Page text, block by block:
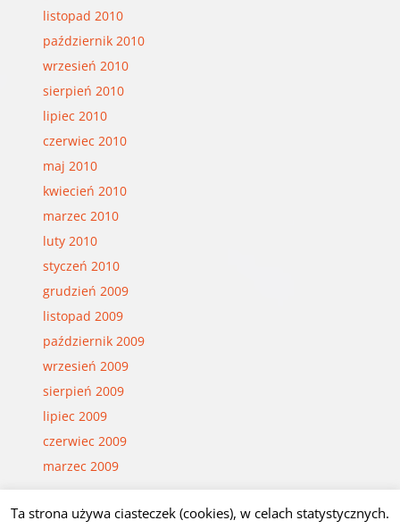
listopad 2010
październik 2010
wrzesień 2010
sierpień 2010
lipiec 2010
czerwiec 2010
maj 2010
kwiecień 2010
marzec 2010
luty 2010
styczeń 2010
grudzień 2009
listopad 2009
październik 2009
wrzesień 2009
sierpień 2009
lipiec 2009
czerwiec 2009
marzec 2009
Ta strona używa ciasteczek (cookies), w celach statystycznych.